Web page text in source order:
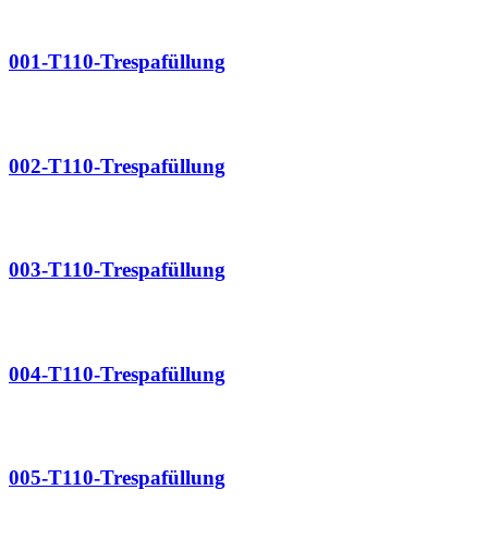
001-T110-Trespafüllung
002-T110-Trespafüllung
003-T110-Trespafüllung
004-T110-Trespafüllung
005-T110-Trespafüllung